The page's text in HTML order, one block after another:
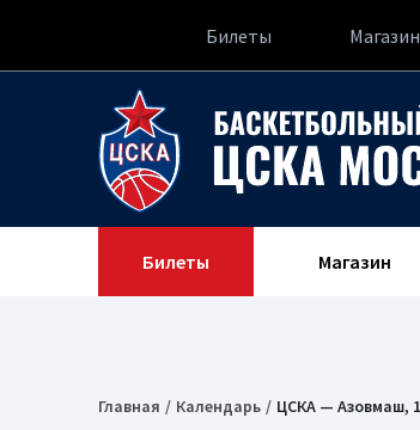
Билеты Магазин
Билеты Магазин
Главная Календарь ЦСКА — Азовмаш,